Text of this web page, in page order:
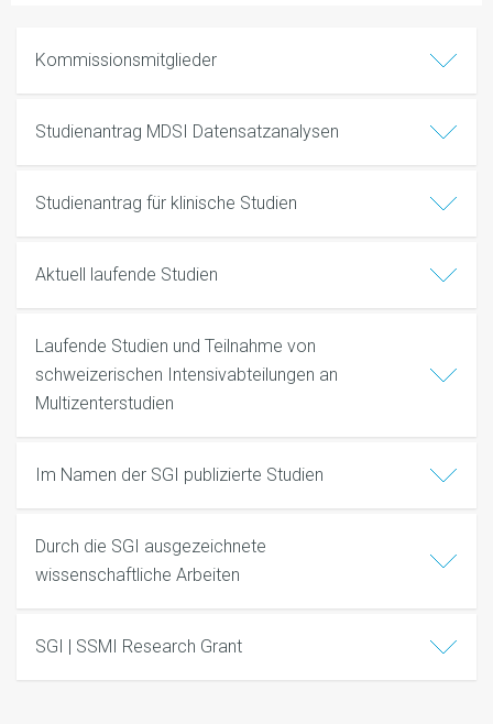
Kommissionsmitglieder
Studienantrag MDSI Datensatzanalysen
Studienantrag für klinische Studien
Aktuell laufende Studien
Laufende Studien und Teilnahme von
schweizerischen Intensivabteilungen an
Multizenterstudien
Im Namen der SGI publizierte Studien
Durch die SGI ausgezeichnete
wissenschaftliche Arbeiten
SGI | SSMI Research Grant